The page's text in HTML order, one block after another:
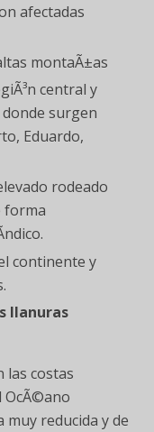
afectadas
montaÃ±as
central y
surgen
Eduardo,
rodeado
forma
continente y
llanuras
las costas
OcÃ©ano
muy reducida y de